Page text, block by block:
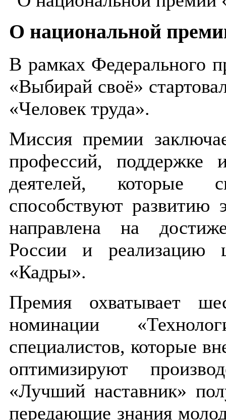
О национальной
В рамках Федерального
«Выбирай своё»
«Человек труда».
Миссия премии
профессий, поддержке
деятелей, которые
способствуют развитию
направлена на
России и реализацию
«Кадры».
Премия охватывает
номинации
специалистов, которые
оптимизируют
«Лучший наставник»
передающие знания